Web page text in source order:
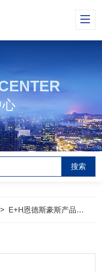
> E+H恩德斯豪斯产品>